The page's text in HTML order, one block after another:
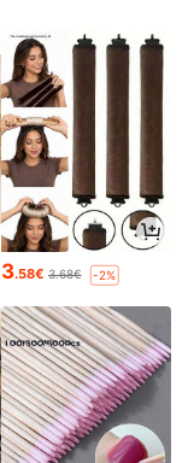
3.58€ 3.68€ -2%